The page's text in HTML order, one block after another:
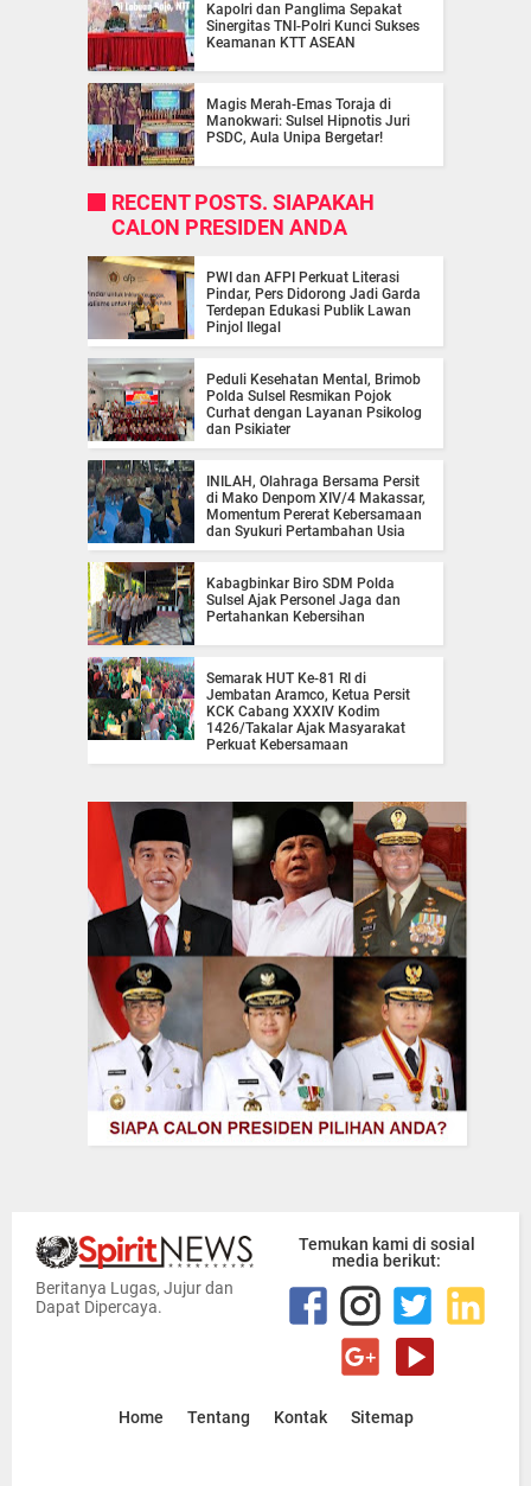
Kapolri dan Panglima Sepakat
Sinergitas TNI-Polri Kunci Sukses
Keamanan KTT ASEAN
Magis Merah-Emas Toraja di
Manokwari: Sulsel Hipnotis Juri
PSDC, Aula Unipa Bergetar!
RECENT POSTS. SIAPAKAH
CALON PRESIDEN ANDA
PWI dan AFPI Perkuat Literasi
Pindar, Pers Didorong Jadi Garda
Terdepan Edukasi Publik Lawan
Pinjol Ilegal
Peduli Kesehatan Mental, Brimob
Polda Sulsel Resmikan Pojok
Curhat dengan Layanan Psikolog
dan Psikiater
INILAH, Olahraga Bersama Persit
di Mako Denpom XIV/4 Makassar,
Momentum Pererat Kebersamaan
dan Syukuri Pertambahan Usia
Kabagbinkar Biro SDM Polda
Sulsel Ajak Personel Jaga dan
Pertahankan Kebersihan
Semarak HUT Ke-81 RI di
Jembatan Aramco, Ketua Persit
KCK Cabang XXXIV Kodim
1426/Takalar Ajak Masyarakat
Perkuat Kebersamaan
Beritanya Lugas, Jujur dan
Dapat Dipercaya.
Temukan kami di sosial
media berikut:
Home Tentang Kontak Sitemap